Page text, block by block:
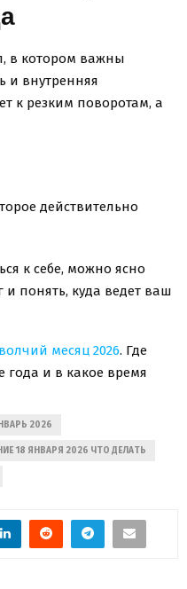
в котором важны
и внутренняя
к резким поворотам, а
действительно
к себе, можно ясно
понять, куда ведет ваш
волчий месяц 2026. Где
года и в какое время
2026
18 ЯНВАРЯ 2026 ЧТО ДЕЛАТЬ